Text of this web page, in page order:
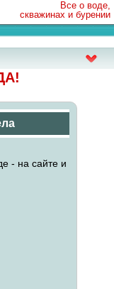
Все о воде,
скважинах и бурении
- на сайте и